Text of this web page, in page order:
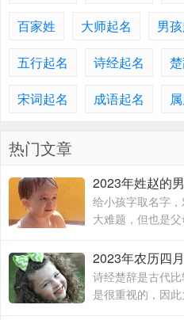
百家姓
大师起名 男
五行起名
诗经起名
宋词起名
成语起名
热门文章
给小孩字取名字
大难题，但也是
显示和分享，父
其是给男孩子取
诗经楚辞是古代
是很重视的，因
会从中选择，里